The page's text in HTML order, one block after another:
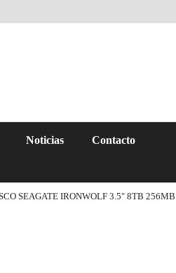
Noticias Contacto
SEAGATE IRONWOLF 3.5″ 8TB